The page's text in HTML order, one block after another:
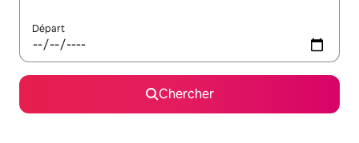
Départ
Chercher